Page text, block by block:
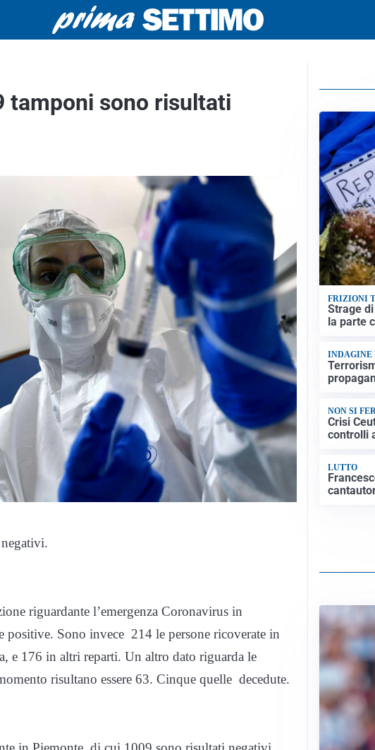
tamponi sono risultati
riguardante l’emergenza Coronavirus in
positive. Sono invece 214 le persone ricoverate in
e 176 in altri reparti. Un altro dato riguarda le
risultano essere 63. Cinque quelle decedute.
FRIZIONI
Strage
la parte
INDAGINE
NON SI
Crisi
controlli
LUTTO